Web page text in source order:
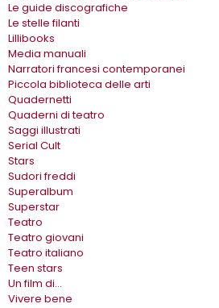
Le guide discografiche
Le stelle filanti
Lillibooks
Media manuali
Narratori francesi contemporanei
Piccola biblioteca delle arti
Quadernetti
Quaderni di teatro
Saggi illustrati
Serial Cult
Stars
Sudori freddi
Superalbum
Superstar
Teatro
Teatro giovani
Teatro italiano
Teen stars
Un film di…
Vivere bene